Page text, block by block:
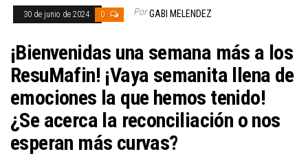
30 de junio de 2024 0 Por GABI MELENDEZ
¡Bienvenidas una semana más a los
ResuMafin! ¡Vaya semanita llena de
emociones la que hemos tenido!
¿Se acerca la reconciliación o nos
esperan más curvas?